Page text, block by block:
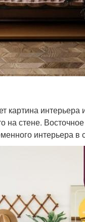
картина
на стене.
интерьера в